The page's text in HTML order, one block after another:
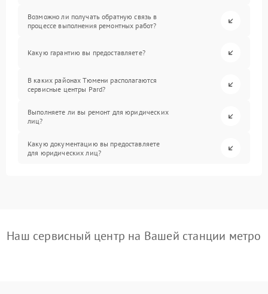
Возможно ли получать обратную связь в
процессе выполнения ремонтных работ?
Какую гарантию вы предоставляете?
В каких районах Тюмени располагаются
сервисные центры Pard?
Выполняете ли вы ремонт для юридических
лиц?
Какую документацию вы предоставляете
для юридических лиц?
Наш сервисный центр на Вашей станции метро